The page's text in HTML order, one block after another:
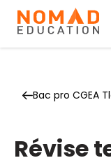
Bac pro CGEA
Révise